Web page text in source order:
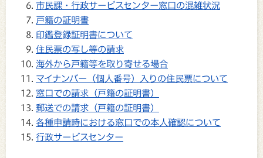
市民課・行政サービスセンター窓口の混雑状況
戸籍の証明書
印鑑登録証明書について
住民票の写し等の請求
海外から戸籍等を取り寄せる場合
マイナンバー（個人番号）入りの住民票について
窓口での請求（戸籍の証明書）
郵送での請求（戸籍の証明書）
各種申請時における窓口での本人確認について
行政サービスセンター